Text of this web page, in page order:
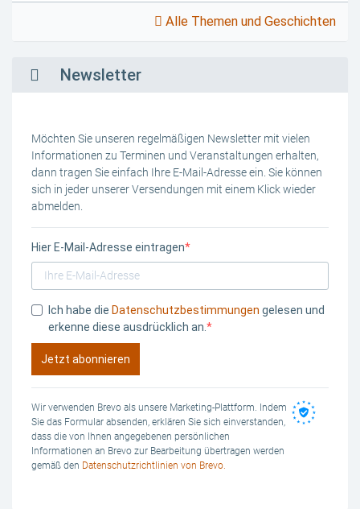
Alle Themen und Geschichten
Newsletter
Möchten Sie unseren regelmäßigen Newsletter mit vielen
Informationen zu Terminen und Veranstaltungen erhalten,
dann tragen Sie einfach Ihre E-Mail-Adresse ein. Sie können
sich in jeder unserer Versendungen mit einem Klick wieder
abmelden.
Hier E-Mail-Adresse eintragen
Ich habe die Datenschutzbestimmungen gelesen und
erkenne diese ausdrücklich an.
Jetzt abonnieren
Wir verwenden Brevo als unsere Marketing-Plattform. Indem
Sie das Formular absenden, erklären Sie sich einverstanden,
dass die von Ihnen angegebenen persönlichen
Informationen an Brevo zur Bearbeitung übertragen werden
gemäß den Datenschutzrichtlinien von Brevo.